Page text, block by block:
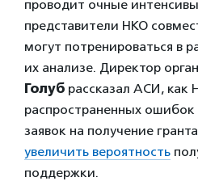
проводит очные
представители НКО
могут потренироваться в
их анализе. Директор
Голуб рассказал АСИ, как
распространенных ошибок
заявок на получение
увеличить вероятность
поддержки.